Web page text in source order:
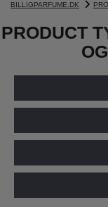
BILLIGPARFUME.DK
PRODUCT